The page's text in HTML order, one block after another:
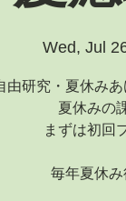
Wed, Jul
由研究・夏休み
夏休みの
まずは初回
毎年夏休み